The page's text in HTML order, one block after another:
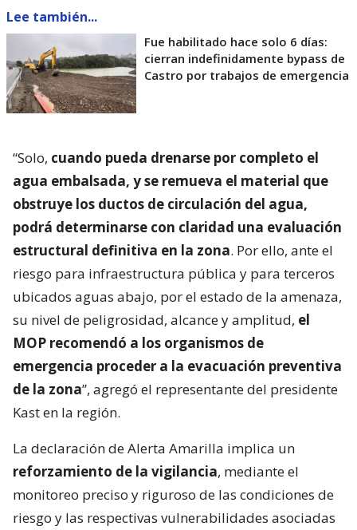
Lee también...
Fue habilitado hace solo 6 días:
cierran indefinidamente bypass de
Castro por trabajos de emergencia
“Solo, cuando pueda drenarse por completo el
agua embalsada, y se remueva el material que
obstruye los ductos de circulación del agua,
podrá determinarse con claridad una evaluación
estructural definitiva en la zona. Por ello, ante el
riesgo para infraestructura pública y para terceros
ubicados aguas abajo, por el estado de la amenaza,
su nivel de peligrosidad, alcance y amplitud, el
MOP recomendó a los organismos de
emergencia proceder a la evacuación preventiva
de la zona”, agregó el representante del presidente
Kast en la región.
La declaración de Alerta Amarilla implica un
reforzamiento de la vigilancia, mediante el
monitoreo preciso y riguroso de las condiciones de
riesgo y las respectivas vulnerabilidades asociadas